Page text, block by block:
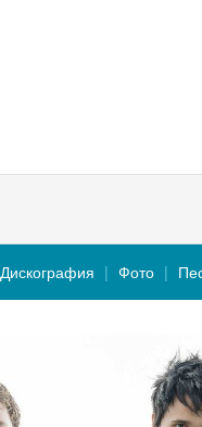
Дискография Фото